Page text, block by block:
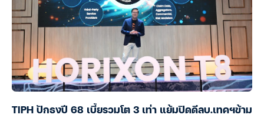
TIPH ปักธงปี 68 เบี้ยรวมโต 3 เท่า แย้มปิดดีลบ.เทคฯข้าม